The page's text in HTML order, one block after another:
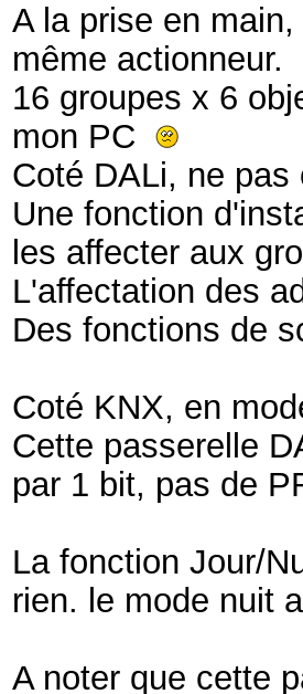
A la prise en
même actionneur.
16 groupes x 6
mon PC
Coté DALi, ne pas
Une fonction
les affecter aux
L'affectation des
Des fonctions de
Coté KNX, en
Cette passerelle
par 1 bit, pas de
La fonction Jour/
rien. le mode nuit
A noter que cette